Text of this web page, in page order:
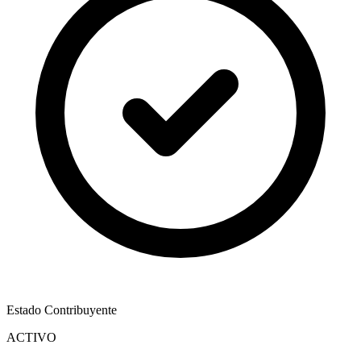
Estado Contribuyente
ACTIVO